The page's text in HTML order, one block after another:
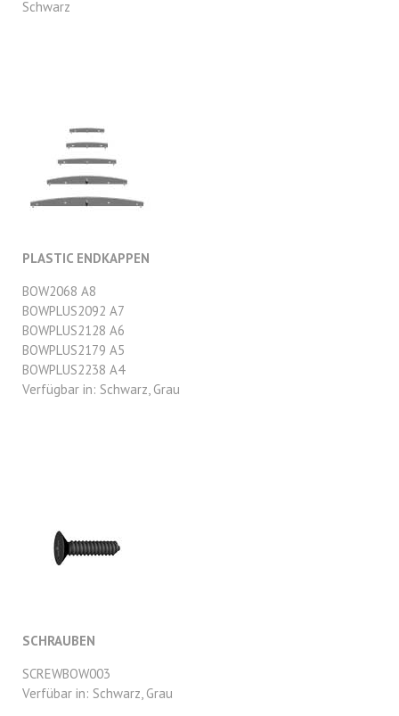
Schwarz
PLASTIC ENDKAPPEN
BOW2068 A8
BOWPLUS2092 A7
BOWPLUS2128 A6
BOWPLUS2179 A5
BOWPLUS2238 A4
Verfügbar in: Schwarz, Grau
SCHRAUBEN
SCREWBOW003
Verfübar in: Schwarz, Grau